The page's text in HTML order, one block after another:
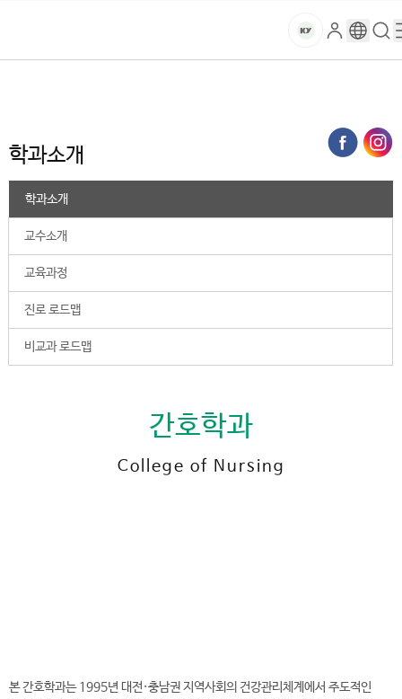
건
대
학
교
마
로
그
구
글
검
색
메
뉴
로
학과소개
학과소개
교수소개
교육과정
진로 로드맵
비교과 로드맵
간호학과
College of Nursing
본 간호학과는 1995년 대전·충남권 지역사회의 건강관리체계에서 주도적인